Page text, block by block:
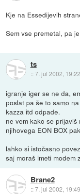
Kje na Essedijevih
Sem vse premetal, pa
ts
::7. jul 2002, 19:22
igranje iger se ne da,
poslat pa še to samo
kazza itd odpade.
ne vem kako se
njihovega EON BOX
lahko si istočasno
saj moraš imeti modem
Brane2
::7. jul 2002, 19:49